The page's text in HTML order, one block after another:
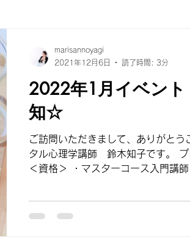
プログラム 人を変える魔法の講座
ビジネスマインド講座
2022年1月イベン
知☆
ご訪問いただきまして、ありがとう
タル心理学講師 鈴木知子です。 プロフィールはこちら
＜資格＞ ・マスターコース入門講
marisannoyagi
2021年12月6日
読了時間: 3分